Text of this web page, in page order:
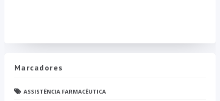
Marcadores
ASSISTÊNCIA FARMACÊUTICA